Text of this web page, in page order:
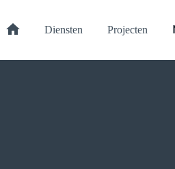
Home Diensten Projecten